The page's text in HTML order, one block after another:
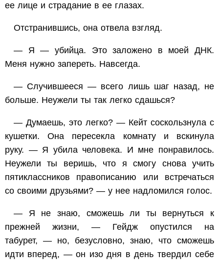
ее лице и страдание в ее глазах.
Отстранившись, она отвела взгляд.
— Я — убийца. Это заложено в моей ДНК.
Меня нужно запереть. Навсегда.
— Случившееся — всего лишь шаг назад, не
больше. Неужели ты так легко сдашься?
— Думаешь, это легко? — Кейт соскользнула с
кушетки. Она пересекла комнату и вскинула
руку. — Я убила человека. И мне понравилось.
Неужели ты веришь, что я смогу снова учить
пятиклассников правописанию или встречаться
со своими друзьями? — у нее надломился голос.
— Я не знаю, сможешь ли ты вернуться к
прежней жизни, — Гейдж опустился на
табурет, — но, безусловно, знаю, что сможешь
идти вперед, — он изо дня в день твердил себе